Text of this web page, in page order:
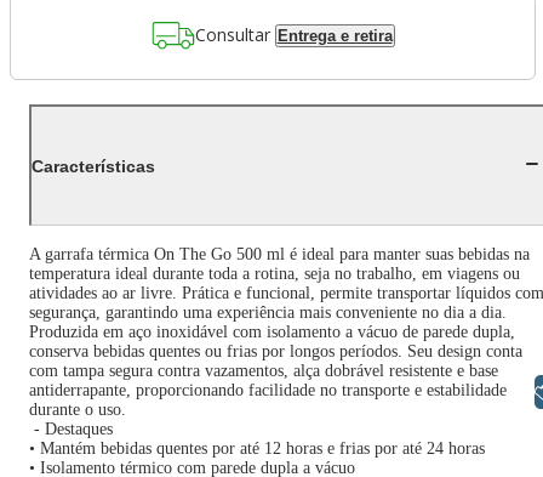
Consultar Entrega e retira
Características
A garrafa térmica On The Go 500 ml é ideal para manter suas bebidas na
temperatura ideal durante toda a rotina, seja no trabalho, em viagens ou
atividades ao ar livre. Prática e funcional, permite transportar líquidos com
segurança, garantindo uma experiência mais conveniente no dia a dia.
Produzida em aço inoxidável com isolamento a vácuo de parede dupla,
conserva bebidas quentes ou frias por longos períodos. Seu design conta
com tampa segura contra vazamentos, alça dobrável resistente e base
antiderrapante, proporcionando facilidade no transporte e estabilidade
durante o uso.
- Destaques
• Mantém bebidas quentes por até 12 horas e frias por até 24 horas
• Isolamento térmico com parede dupla a vácuo
Libras